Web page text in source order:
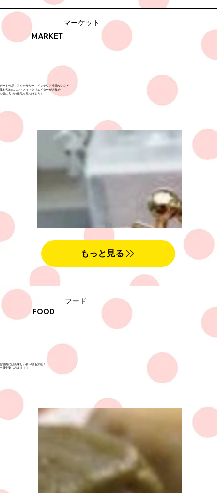
マーケット
MARKET
アート作品、アクセサリー、インテリア小物などなど
日本各地のハンドメイドクリエイターが大集合！
​お気に入りの作品を見つけよう！
もっと見る
会場内には美味しい食べ物も沢山！
​一日中楽しめます！！
フード
FOOD